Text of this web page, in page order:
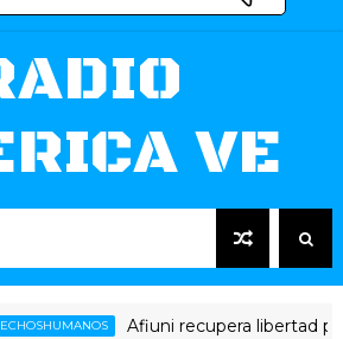
VE
Afiuni recupera libertad plena